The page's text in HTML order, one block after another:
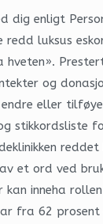
enligt
luksus
og
eller
stikkordsliste
et ord ved
inneha
fra 62